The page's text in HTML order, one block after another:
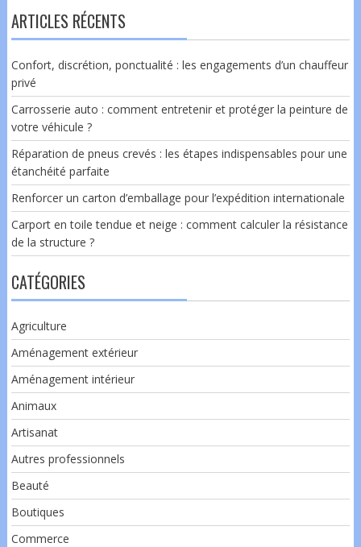
ARTICLES RÉCENTS
Confort, discrétion, ponctualité : les engagements d’un chauffeur
privé
Carrosserie auto : comment entretenir et protéger la peinture de
votre véhicule ?
Réparation de pneus crevés : les étapes indispensables pour une
étanchéité parfaite
Renforcer un carton d’emballage pour l’expédition internationale
Carport en toile tendue et neige : comment calculer la résistance
de la structure ?
CATÉGORIES
Agriculture
Aménagement extérieur
Aménagement intérieur
Animaux
Artisanat
Autres professionnels
Beauté
Boutiques
Commerce